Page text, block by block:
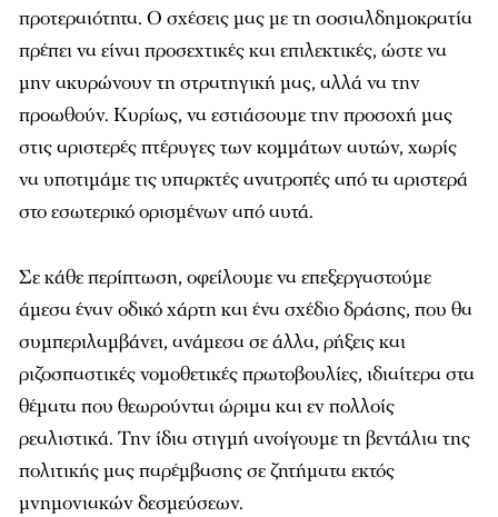
προτεραιότητα. Ο σχέσεις μας με τη σοσιαλδημοκρατία
πρέπει να είναι προσεχτικές και επιλεκτικές, ώστε να
μην ακυρώνουν τη στρατηγική μας, αλλά να την
προωθούν. Κυρίως, να εστιάσουμε την προσοχή μας
στις αριστερές πτέρυγες των κομμάτων αυτών, χωρίς
να υποτιμάμε τις υπαρκτές ανατροπές από τα αριστερά
στο εσωτερικό ορισμένων από αυτά.
Σε κάθε περίπτωση, οφείλουμε να επεξεργαστούμε
άμεσα έναν οδικό χάρτη και ένα σχέδιο δράσης, που θα
συμπεριλαμβάνει, ανάμεσα σε άλλα, ρήξεις και
ριζοσπαστικές νομοθετικές πρωτοβουλίες, ιδιαίτερα στα
θέματα που θεωρούνται ώριμα και εν πολλοίς
ρεαλιστικά. Την ίδια στιγμή ανοίγουμε τη βεντάλια της
πολιτικής μας παρέμβασης σε ζητήματα εκτός
μνημονιακών δεσμεύσεων.